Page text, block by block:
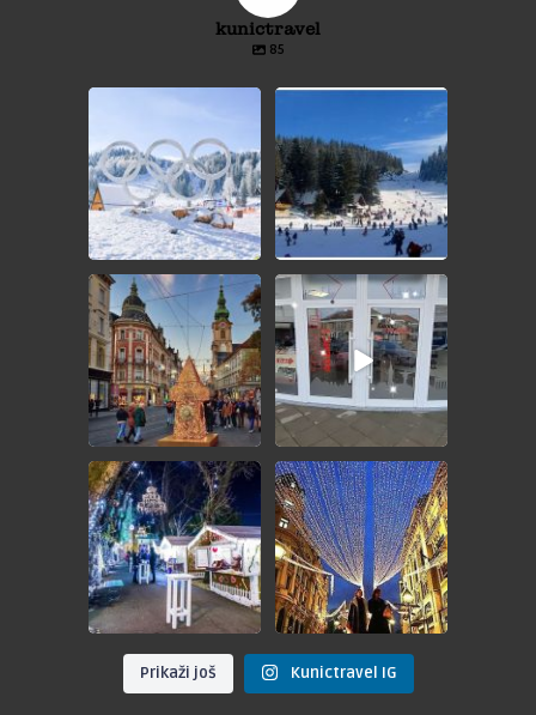
kunictravel
85
❄️JEDNODNEVNI IZLET❄️
...
❄️JEDNODNEVNI IZLET❄️
...
🎄ADVENT GRAC🎄
💵 49KM
POŠTOVANI...
🎁 GIVEAWAY - ADVENT BEČ
Nagradno...
🎄ADVENT ZAGREB🎄
📅 28.12.2024.
💵...
🎆 DOČEK NOVE 2025.
GODINE U BEOGRADU
📅...
Prikaži još Kunictravel IG